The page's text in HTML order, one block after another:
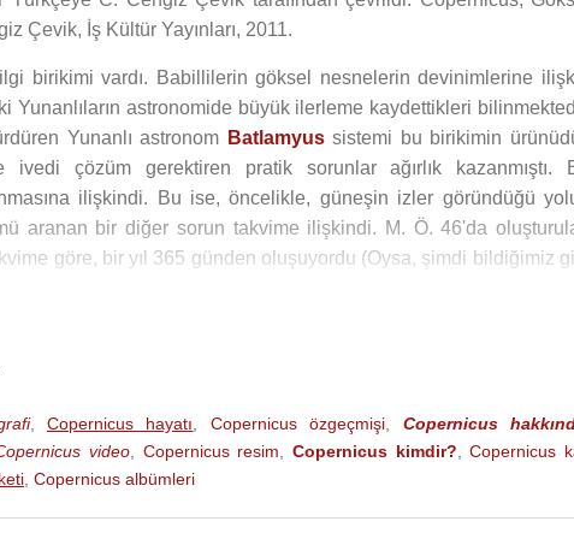
Çevik, İş Kültür Yayınları, 2011.
birikimi vardı. Babillilerin göksel nesnelerin devinimlerine
astronomide büyük ilerleme kaydettikleri
Yunanlı astronom Batlamyussistemi bu birikimin
ivedi çözüm gerektiren pratik sorunlar ağırlık kazanmıştı.
ilişkindi. Bu ise, öncelikle, güneşin izler göründüğü
aranan bir diğer sorun takvime ilişkindi. M. Ö. 46'da
göre, bir yıl 365 günden oluşuyordu (Oysa, şimdi bildiğimiz
etkisi büyük olmuştur. Bologna üniversitesinde
"çakılı" olduğu dönen bir küreydi; dünya bu kürenin
,Copernicus hayatı Copernicus özgeçmişi Copernicus
video Copernicus resim ,Copernicus kimdir? ,Copernicus
Copernicus albümleri